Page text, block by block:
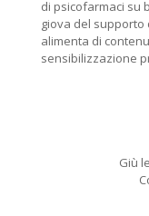
di psicofarmaci su
giova del supporto
alimenta di
sensibilizzazione
Giù